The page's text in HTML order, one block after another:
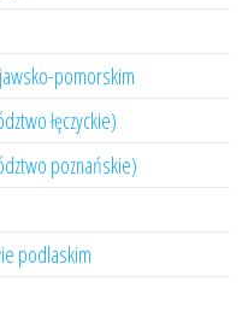
pomorskim
łęczyckie)
poznańskie)
podlaskim